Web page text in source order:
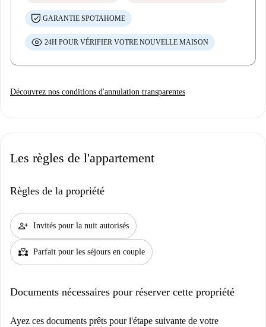
GARANTIE SPOTAHOME
24H POUR VÉRIFIER VOTRE NOUVELLE MAISON
Découvrez nos conditions d'annulation transparentes
Les règles de l'appartement
Règles de la propriété
person_add Invités pour la nuit autorisés
partner_heart Parfait pour les séjours en couple
Documents nécessaires pour réserver cette propriété
Ayez ces documents prêts pour l'étape suivante de votre